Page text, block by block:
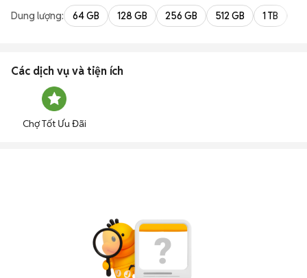
Dung lượng: 64 GB 128 GB 256 GB 512 GB 1 TB
Các dịch vụ và tiện ích
Chợ Tốt Ưu Đãi